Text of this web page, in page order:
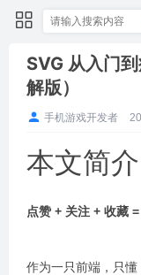
SVG 从入门
解版）
手机游戏开发者
本文简介
点赞 + 关注 + 收藏
作为一只前端，只